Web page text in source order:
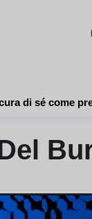
di sé come